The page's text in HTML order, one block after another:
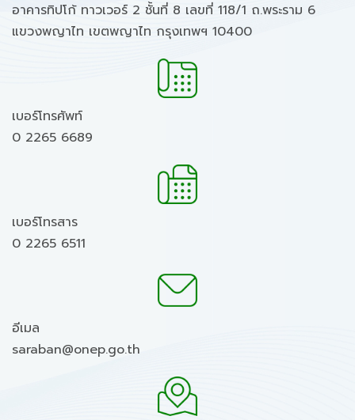
อาคารทิปโก้ ทาวเวอร์ 2 ชั้นที่ 8 เลขที่ 118/1 ถ.พระราม 6
แขวงพญาไท เขตพญาไท กรุงเทพฯ 10400
เบอร์โทรศัพท์
0 2265 6689
เบอร์โทรสาร
0 2265 6511
อีเมล
saraban@onep.go.th